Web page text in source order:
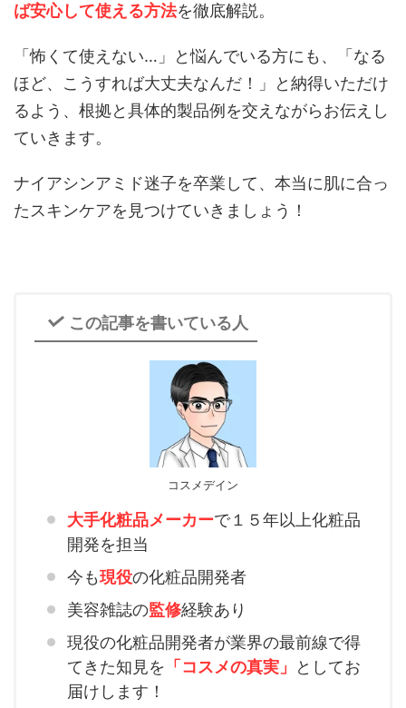
ば安心して使える方法を徹底解説。
「怖くて使えない…」と悩んでいる方にも、「なる
ほど、こうすれば大丈夫なんだ！」と納得いただけ
るよう、根拠と具体的製品例を交えながらお伝えし
ていきます。
ナイアシンアミド迷子を卒業して、本当に肌に合っ
たスキンケアを見つけていきましょう！
この記事を書いている人
コスメデイン
大手化粧品メーカーで１５年以上化粧品
開発を担当
今も現役の化粧品開発者
美容雑誌の監修経験あり
現役の化粧品開発者が業界の最前線で得
てきた知見を 「コスメの真実」
としてお
届けします！